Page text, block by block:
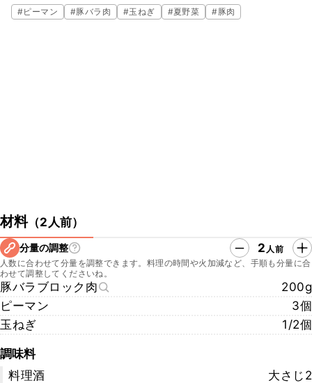
#ピーマン #豚バラ肉 #玉ねぎ #夏野菜 #豚肉
材料（2人前）
分量の調整 2 人前
人数に合わせて分量を調整できます。料理の時間や火加減など、手順も分量に合
わせて調整してくださいね。
豚バラブロック肉
200g
ピーマン
3個
玉ねぎ
1/2個
調味料
料理酒
大さじ2